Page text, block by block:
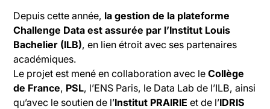
Depuis cette année, la gestion de la plateforme
Challenge Data est assurée par l’Institut Louis
Bachelier (ILB), en lien étroit avec ses partenaires
académiques.
Le projet est mené en collaboration avec leCollège
de France, PSL, l’ENS Paris, le Data Lab de l’ILB, ainsi
qu’avec le soutien de l’Institut PRAIRIE et de l’IDRIS